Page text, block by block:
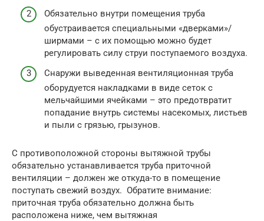
Обязательно внутри помещения труба
обустраивается специальными «дверками»/
ширмами – с их помощью можно будет
регулировать силу струи поступаемого воздуха.
Снаружи выведенная вентиляционная труба
оборудуется накладками в виде сеток с
мельчайшими ячейками – это предотвратит
попадание внутрь системы насекомых, листьев
и пыли с грязью, грызунов.
С противоположной стороны вытяжной трубы
обязательно устанавливается труба приточной
вентиляции – должен же откуда-то в помещение
поступать свежий воздух. Обратите внимание:
приточная труба обязательно должна быть
расположена ниже, чем вытяжная